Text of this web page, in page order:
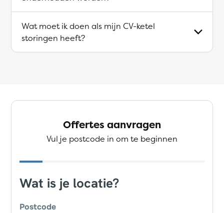
Wat moet ik doen als mijn CV-ketel
storingen heeft?
Offertes aanvragen
Vul je postcode in om te beginnen